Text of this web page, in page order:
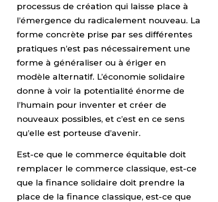
processus de création qui laisse place à
l’émergence du radicalement nouveau. La
forme concrète prise par ses différentes
pratiques n’est pas nécessairement une
forme à généraliser ou à ériger en
modèle alternatif. L’économie solidaire
donne à voir la potentialité énorme de
l’humain pour inventer et créer de
nouveaux possibles, et c’est en ce sens
qu’elle est porteuse d’avenir.
Est-ce que le commerce équitable doit
remplacer le commerce classique, est-ce
que la finance solidaire doit prendre la
place de la finance classique, est-ce que